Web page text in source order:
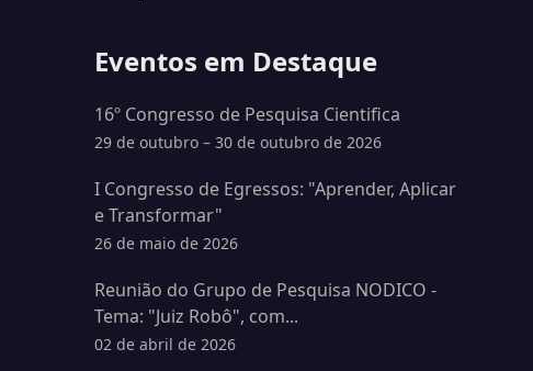
Eventos em Destaque
16º Congresso de Pesquisa Cientifica
29 de outubro – 30 de outubro de 2026
I Congresso de Egressos: "Aprender, Aplicar
e Transformar"
26 de maio de 2026
Reunião do Grupo de Pesquisa NODICO -
Tema: "Juiz Robô", com...
02 de abril de 2026